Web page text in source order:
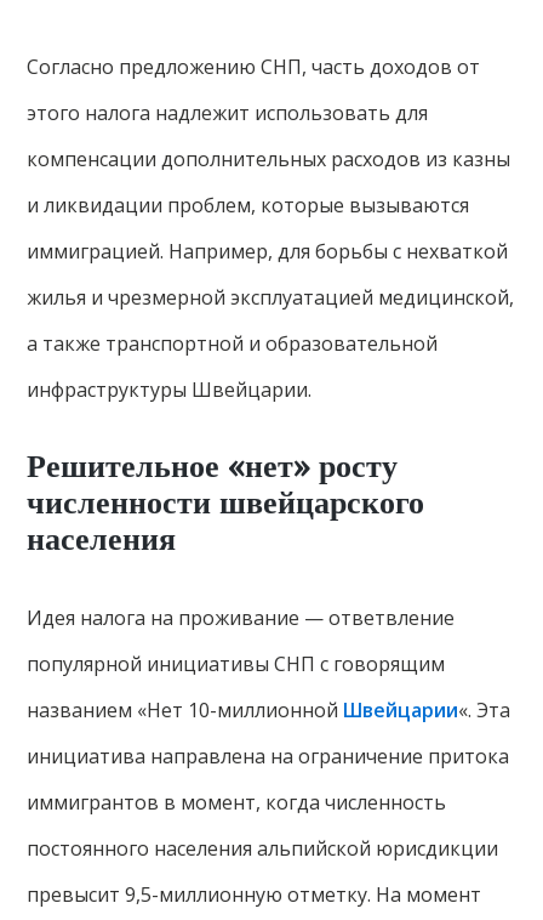
Согласно предложению СНП, часть доходов от
этого налога надлежит использовать для
компенсации дополнительных расходов из казны
и ликвидации проблем, которые вызываются
иммиграцией. Например, для борьбы с нехваткой
жилья и чрезмерной эксплуатацией медицинской,
а также транспортной и образовательной
инфраструктуры Швейцарии.
Решительное «нет» росту
численности швейцарского
населения
Идея налога на проживание — ответвление
популярной инициативы СНП с говорящим
названием «Нет 10-миллионной Швейцарии«. Эта
инициатива направлена ​​на ограничение притока
иммигрантов в момент, когда численность
постоянного населения альпийской юрисдикции
превысит 9,5-миллионную отметку. На момент